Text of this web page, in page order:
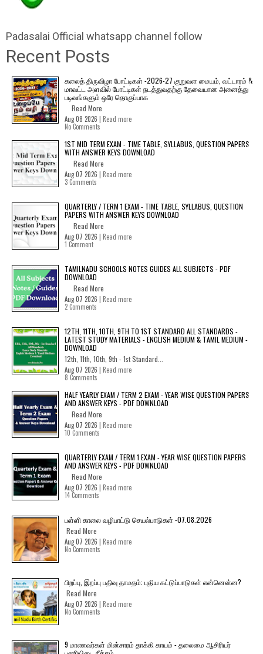
Padasalai Official whatsapp channel follow
Recent Posts
கலைத் திருவிழா போட்டிகள் -2026-27 குறுவள மையம், வட்டாரம் &
மாவட்ட அளவில் போட்டிகள் நடத்துவதற்கு தேவையான அனைத்து
படிவங்களும் ஒரே தொகுப்பாக
Read More
Aug 08 2026 | Read more
No Comments
1ST MID TERM EXAM - TIME TABLE, SYLLABUS, QUESTION PAPERS
WITH ANSWER KEYS DOWNLOAD
Read More
Aug 07 2026 | Read more
3 Comments
QUARTERLY / TERM 1 EXAM - TIME TABLE, SYLLABUS, QUESTION
PAPERS WITH ANSWER KEYS DOWNLOAD
Read More
Aug 07 2026 | Read more
1 Comment
TAMILNADU SCHOOLS NOTES GUIDES ALL SUBJECTS - PDF
DOWNLOAD
Read More
Aug 07 2026 | Read more
2 Comments
12TH, 11TH, 10TH, 9TH TO 1ST STANDARD ALL STANDARDS -
LATEST STUDY MATERIALS - ENGLISH MEDIUM & TAMIL MEDIUM -
DOWNLOAD
12th, 11th, 10th, 9th - 1st Standard...
Aug 07 2026 | Read more
8 Comments
HALF YEARLY EXAM / TERM 2 EXAM - YEAR WISE QUESTION PAPERS
AND ANSWER KEYS - PDF DOWNLOAD
Read More
Aug 07 2026 | Read more
10 Comments
QUARTERLY EXAM / TERM 1 EXAM - YEAR WISE QUESTION PAPERS
AND ANSWER KEYS - PDF DOWNLOAD
Read More
Aug 07 2026 | Read more
14 Comments
பள்ளி காலை வழிபாட்டு செயல்பாடுகள் -07.08.2026
Read More
Aug 07 2026 | Read more
No Comments
பிறப்பு, இறப்பு பதிவு தாமதம்: புதிய கட்டுப்பாடுகள் என்னென்ன?
Read More
Aug 07 2026 | Read more
No Comments
9 மாணவர்கள் மின்சாரம் தாக்கி காயம் - தலைமை ஆசிரியர்